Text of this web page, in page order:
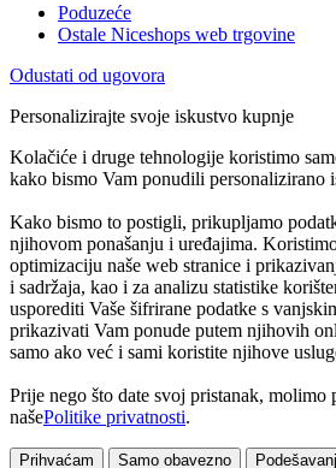
Poduzeće
Ostale Niceshops web trgovine
Odustati od ugovora
Personalizirajte svoje iskustvo kupnje
Kolačiće i druge tehnologije koristimo
kako bismo Vam ponudili personalizirano
Kako bismo to postigli, prikupljamo
njihovom ponašanju i uređajima.
optimizaciju naše web stranice i
i sadržaja, kao i za analizu statistike
usporediti Vaše šifrirane podatke s
prikazivati Vam ponude putem njihovih
samo ako već i sami koristite njihove
Prije nego što date svoj pristanak, molimo
našePolitike privatnosti.
Prihvaćam Samo obavezno